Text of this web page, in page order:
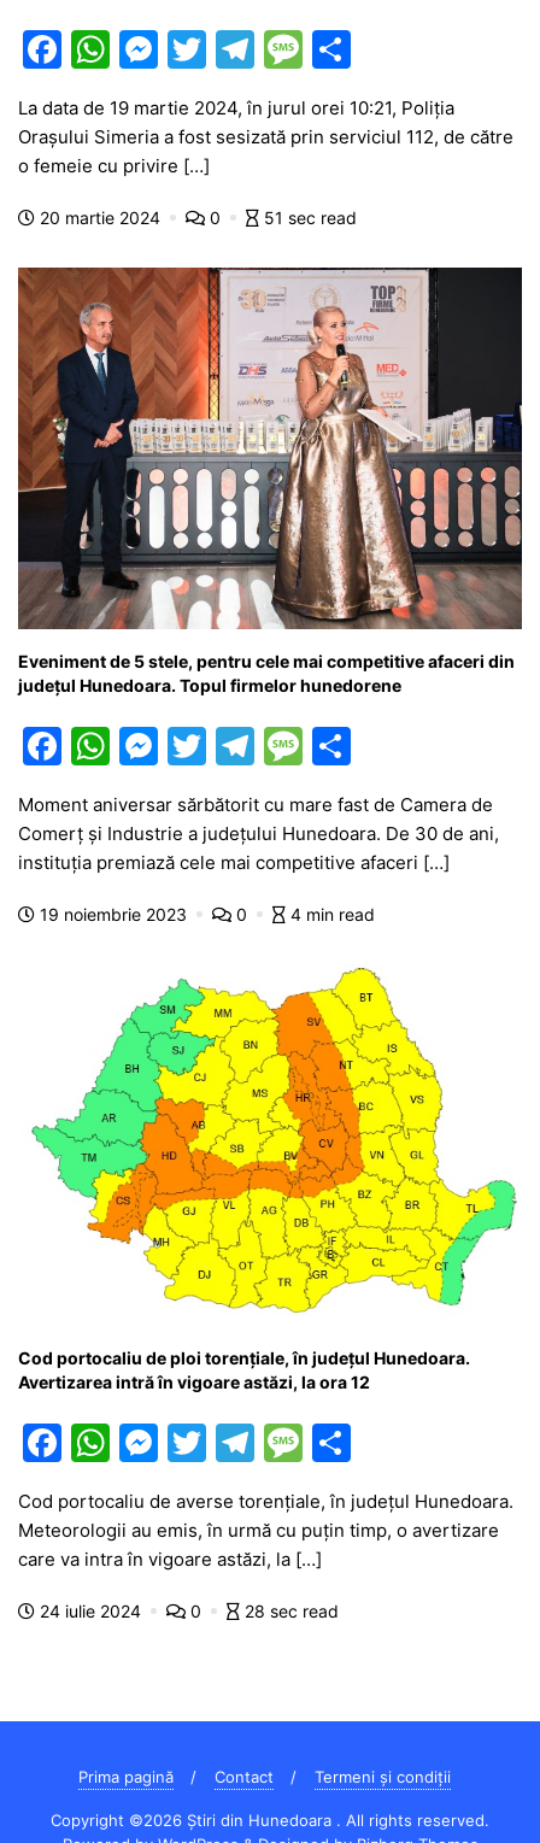
F
c
e
b
o
o
k
W
at
s
A
p
p
M
s
s
e
g
er
T
itt
er
T
e
a
m
M
s
a
g
e
ta
a
ă
La data de 19 martie 2024, în jurul orei 10:21, Poliția
Orașului Simeria a fost sesizată prin serviciul 112, de către
o femeie cu privire […]
20 martie 2024 0 51 sec read
Eveniment de 5 stele, pentru cele mai competitive afaceri din
județul Hunedoara. Topul firmelor hunedorene
F
c
e
b
o
W
at
s
A
p
M
s
s
e
g
er
T
itt
er
T
e
gr
a
m
M
s
s
a
e
ta
je
a
z
ă
Moment aniversar sărbătorit cu mare fast de Camera de
Comerț și Industrie a județului Hunedoara. De 30 de ani,
instituția premiază cele mai competitive afaceri […]
19 noiembrie 2023 0 4 min read
Cod portocaliu de ploi torențiale, în județul Hunedoara.
Avertizarea intră în vigoare astăzi, la ora 12
F
c
e
b
k
W
at
s
A
M
s
s
e
er
T
itt
er
T
e
gr
a
m
M
s
s
a
g
ta
Cod portocaliu de averse torențiale, în județul Hunedoara.
Meteorologii au emis, în urmă cu puțin timp, o avertizare
care va intra în vigoare astăzi, la […]
24 iulie 2024 0 28 sec read
Prima pagină Contact Termeni și condiții
Copyright ©2026 Știri din Hunedoara . All rights reserved.